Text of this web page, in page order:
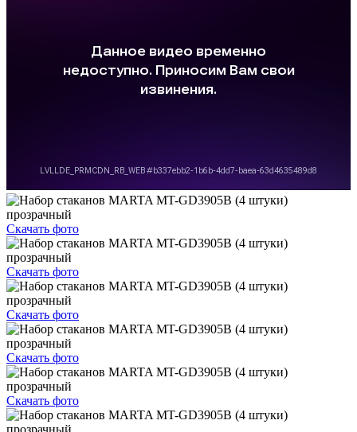
Скачать фото
Скачать фото
Скачать фото
Скачать фото
Скачать фото